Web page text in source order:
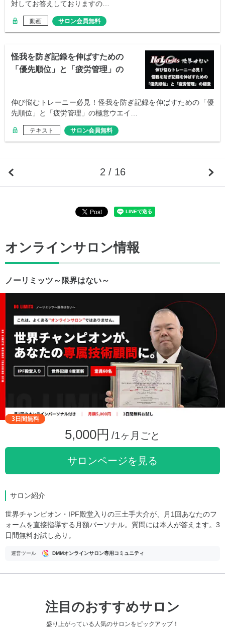
対してお答えしておりますの…
動画 サロン会員無料
怪我を防ぎ記録を伸ばすための
「優先順位」と「疲労管理」の
伸び悩むトレーニー必見！怪我を防ぎ記録を伸ばすための「優
先順位」と「疲労管理」の極意ウエイ…
テキスト サロン会員無料
2 / 16
オンラインサロン情報
ノーリミッツ～限界はない～
3日間無料
5,000円 /1ヶ月ごと
サロンページを見る
サロン紹介
世界チャンピオン・IPF殿堂入りの三土手大介が、月1回あなたのフ
ォームを直接指導する月額パーソナル。質問には本人が答えます。3
日間無料お試しあり。
運営ツール DMMオンラインサロン専用コミュニティ
注目のおすすめサロン
盛り上がっている人気のサロンをピックアップ！